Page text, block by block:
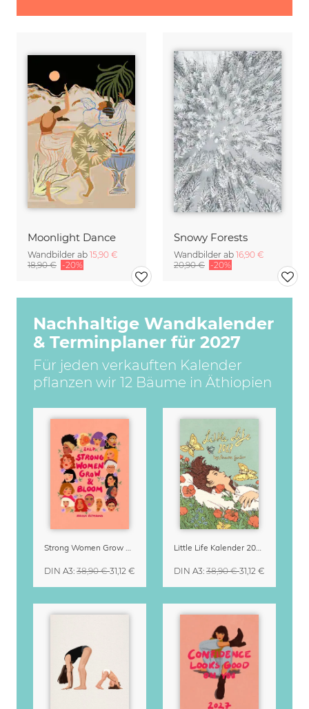
Moonlight Dance
Wandbilder ab 15,90 €
18,90 € -20%
Snowy Forests
Wandbilder ab 16,90 €
20,90 € -20%
Nachhaltige Wandkalender
& Terminplaner für 2027
Für jeden verkauften Kalender
pflanzen wir 12 Bäume in Äthiopien
Strong Women Grow & Bloom Kalender 2027
DIN A3: 38,90 €31,12 €
Little Life Kalender 2027 von Simone Goder
DIN A3: 38,90 €31,12 €